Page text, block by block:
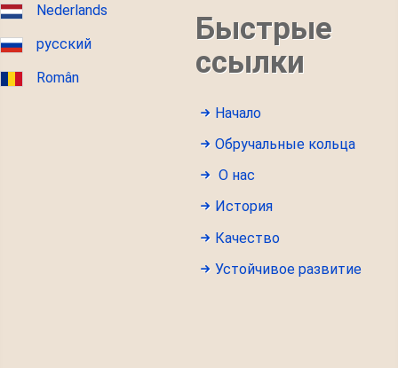
Nederlands
русский
Român
Быстрые
ссылки
Начало
Обручальные кольца
О нас
История
Качество
Устойчивое развитие